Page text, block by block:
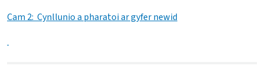
Cam 2: Cynllunio a pharatoi ar gyfer newid